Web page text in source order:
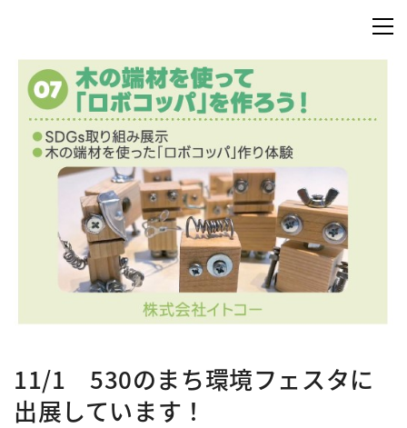
11/1 530のまち環境フェスタに
出展しています！